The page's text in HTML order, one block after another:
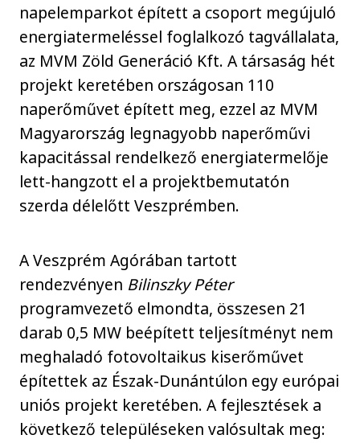
napelemparkot épített a csoport megújuló
energiatermeléssel foglalkozó tagvállalata,
az MVM Zöld Generáció Kft. A társaság hét
projekt keretében országosan 110
naperőművet épített meg, ezzel az MVM
Magyarország legnagyobb naperőművi
kapacitással rendelkező energiatermelője
lett-hangzott el a projektbemutatón
szerda délelőtt Veszprémben.
A Veszprém Agórában tartott
rendezvényen Bilinszky Péter
programvezető elmondta, összesen 21
darab 0,5 MW beépített teljesítményt nem
meghaladó fotovoltaikus kiserőművet
építettek az Észak-Dunántúlon egy európai
uniós projekt keretében. A fejlesztések a
következő településeken valósultak meg: